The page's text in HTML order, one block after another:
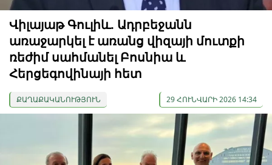
Վիլայաթ Գուլիև. Ադրբեջանն
առաջարկել է առանց վիզայի մուտքի
ռեժիմ սահմանել Բոսնիա և
Հերցեգովինայի հետ
ՔԱՂԱՔԱԿԱՆՈՒԹՅՈՒՆ 29 ՀՈՒՆՎԱՐԻ 2026 14:34